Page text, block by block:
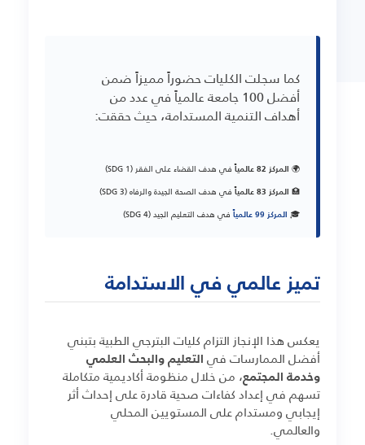
كما سجلت الكليات حضوراً مميزاً ضمن
أفضل 100 جامعة عالمياً في عدد من
أهداف التنمية المستدامة، حيث حققت:
🌍 المركز 82 عالمياً
في هدف القضاء على الفقر (SDG 1)
🏥 المركز 83 عالمياً
في هدف الصحة الجيدة والرفاه (SDG 3)
🎓 المركز 99 عالمياً في هدف التعليم الجيد (SDG 4)
تميز عالمي في الاستدامة
يعكس هذا الإنجاز التزام كليات البترجي الطبية بتبني
أفضل الممارسات فيالتعليم والبحث العلمي
وخدمة المجتمع، من خلال منظومة أكاديمية متكاملة
تسهم في إعداد كفاءات صحية قادرة على إحداث أثر
إيجابي ومستدام على المستويين المحلي
والعالمي.